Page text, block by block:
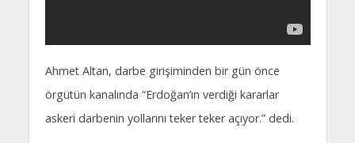
Ahmet Altan, darbe girişiminden bir gün önce
örgütün kanalında “Erdoğan’ın verdiği kararlar
askeri darbenin yollarını teker teker açıyor.” dedi.